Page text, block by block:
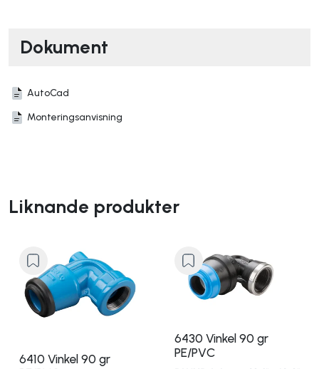
Dokument
AutoCad
Monteringsanvisning
Liknande produkter
6410 Vinkel 90 gr
6430 Vinkel 90 gr
PE/PVC